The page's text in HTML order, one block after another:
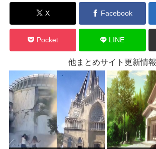
X Facebook
Pocket LINE
他まとめサイト更新情報